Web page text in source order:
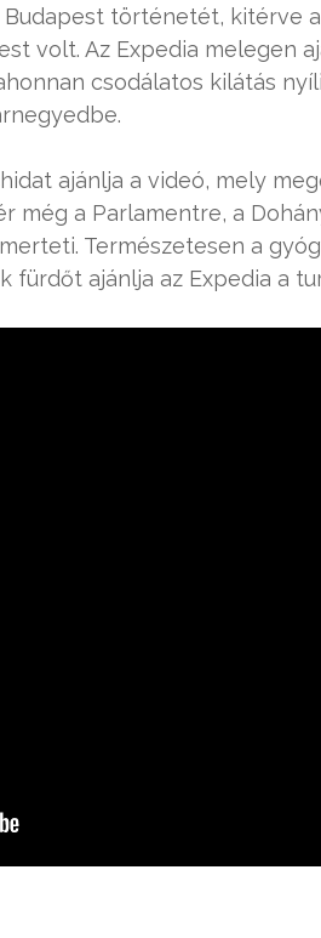
történetét, kitérve
volt. Az Expedia melegen
csodálatos kilátás
ajánlja a videó, mely
még a Parlamentre, a
Természetesen a
fürdőt ajánlja az Expedia a